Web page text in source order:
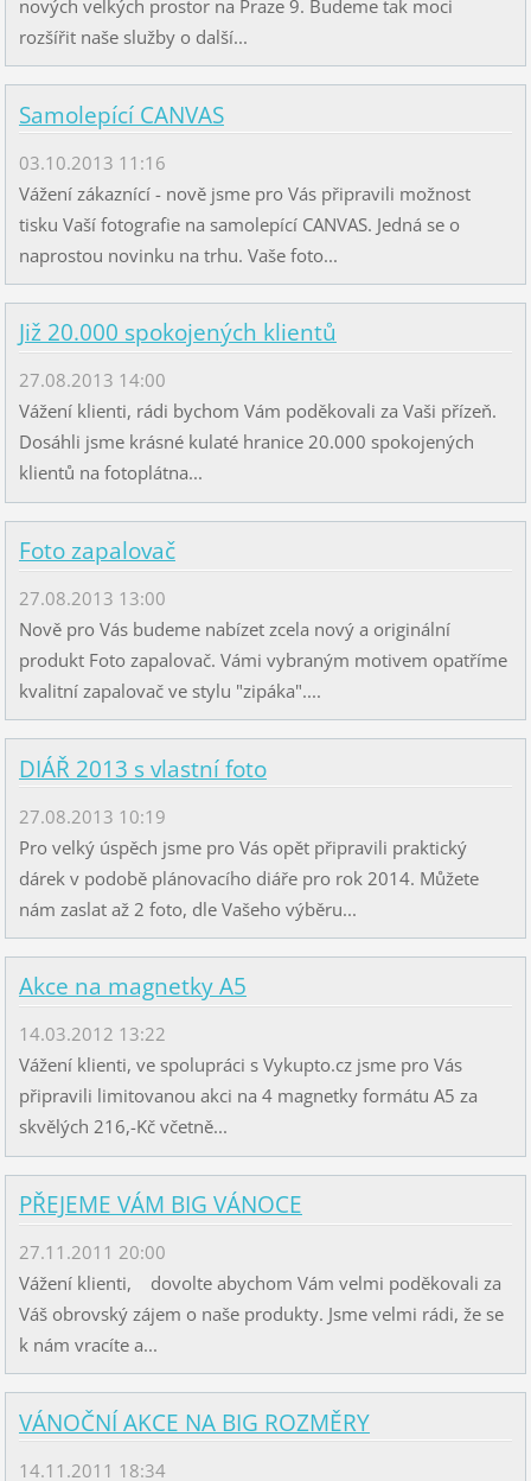
nových velkých prostor na Praze 9. Budeme tak moci
rozšířit naše služby o další...
Samolepící CANVAS
03.10.2013 11:16
Vážení zákaznící - nově jsme pro Vás připravili možnost
tisku Vaší fotografie na samolepící CANVAS. Jedná se o
naprostou novinku na trhu. Vaše foto...
Již 20.000 spokojených klientů
27.08.2013 14:00
Vážení klienti, rádi bychom Vám poděkovali za Vaši přízeň.
Dosáhli jsme krásné kulaté hranice 20.000 spokojených
klientů na fotoplátna...
Foto zapalovač
27.08.2013 13:00
Nově pro Vás budeme nabízet zcela nový a originální
produkt Foto zapalovač. Vámi vybraným motivem opatříme
kvalitní zapalovač ve stylu "zipáka"....
DIÁŘ 2013 s vlastní foto
27.08.2013 10:19
Pro velký úspěch jsme pro Vás opět připravili praktický
dárek v podobě plánovacího diáře pro rok 2014. Můžete
nám zaslat až 2 foto, dle Vašeho výběru...
Akce na magnetky A5
14.03.2012 13:22
Vážení klienti, ve spolupráci s Vykupto.cz jsme pro Vás
připravili limitovanou akci na 4 magnetky formátu A5 za
skvělých 216,-Kč včetně...
PŘEJEME VÁM BIG VÁNOCE
27.11.2011 20:00
Vážení klienti, dovolte abychom Vám velmi poděkovali za
Váš obrovský zájem o naše produkty. Jsme velmi rádi, že se
k nám vracíte a...
VÁNOČNÍ AKCE NA BIG ROZMĚRY
14.11.2011 18:34